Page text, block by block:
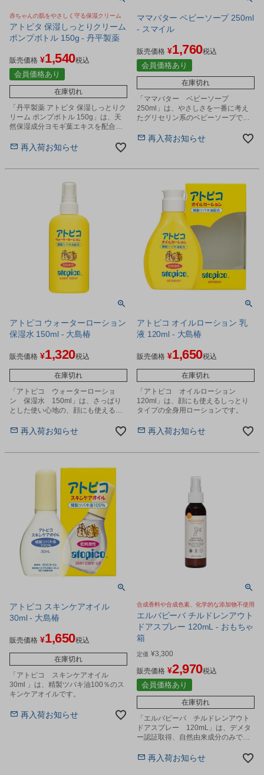
赤ちゃんの肌をやさしく守る保湿クリーム
アトピタ 保湿しっとりクリーム
ポンプボトル 150g - 丹平製薬
販売価格 ¥1,540税込
会員価格あり
在庫切れ
「丹平製薬 アトピタ 保湿しっとりク
リーム ポンプボトル 150g」は、天
然保湿成分ヨモギ葉エキスを配合
る刺激から守り、肌荒れを防ぐ保湿
再入荷お知らせ
ママバター ベビーソープ 250ml
- スマイル
販売価格 ¥1,760税込
会員価格あり
在庫切れ
「ママバター ベビーソープ
250ml」は、やさしさを一番に考え
たグリセリン系のベビーソープで
再入荷お知らせ
アトピコ ウォーターローション
保湿水 150ml - 大島椿
販売価格 ¥1,320税込
在庫切れ
「アトピコ ウォーターローショ
ン 保湿水 150ml」は、さっぱり
とした使い心地の、顔にも使えるミ
す。再入荷お知らせ
アトピコ オイルローション 乳
液 120ml - 大島椿
販売価格 ¥1,650税込
在庫切れ
「アトピコ オイルローション
120ml」は、顔にも使えるしっとり
タイプの全身用ローションです。
再入荷お知らせ
アトピコ スキンケアオイル
30ml - 大島椿
販売価格 ¥1,650税込
在庫切れ
「アトピコ スキンケアオイル
30ml 」は、精製ツバキ油100％のス
キンケアオイルです。
再入荷お知らせ
合成香料や合成色素、化学的な添加物不使用
エルバビーバ チルドレンアウト
ドアスプレー 120mL - おもちゃ
箱
定価 ¥3,300
販売価格 ¥2,970税込
会員価格あり
在庫切れ
「エルバビーバ チルドレンアウト
ドアスプレー 120mL」は、デメタ
ー認証取得、自然由来成分のみで作
再入荷お知らせ